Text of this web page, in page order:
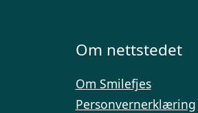
Om nettstedet
Om Smilefjes
Personvernerklæring